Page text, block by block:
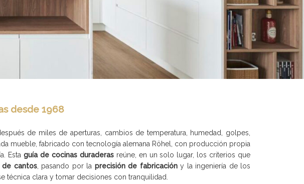
desde 1968
de miles de aperturas, cambios de temperatura, humedad, golpes,
mueble, fabricado con tecnología alemana Röhel, con producción propia
Estaguía de cocinas duraderasreúne, en un solo lugar, los criterios que
de cantos, pasando por la precisión de fabricacióny la ingeniería de los
técnica clara y tomar decisiones con tranquilidad.